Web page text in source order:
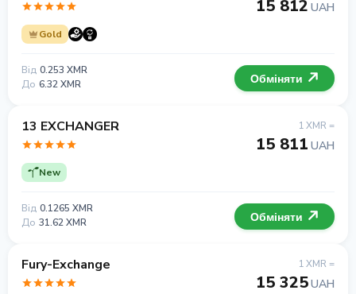
Gold
15 812 UAH
Від 0.253 XMR
До 6.32 XMR Обміняти
13 EXCHANGER
New
1 XMR =
15 811 UAH
Від 0.1265 XMR
До 31.62 XMR Обміняти
Fury-Exchange 1 XMR =
15 325UAH